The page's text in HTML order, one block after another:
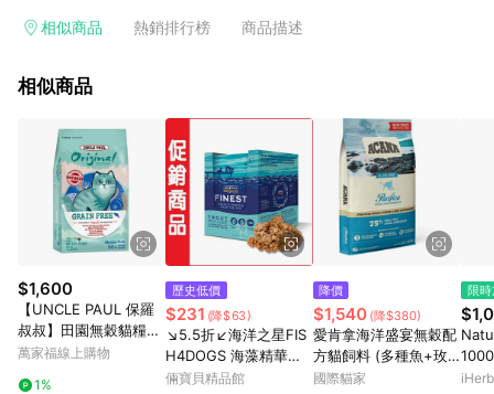
電玩/遊戲/相機/單眼/鏡頭/拍立得 [2024/6/1起適用] -內接硬
的購回饋活動享Yahoo超贈點回饋者 - 購物中心商店之商品：商
3. 訂單回饋金額將扣除運費/購物金/超贈點/福利金/紅利折抵/折
價券等虛擬貨幣折抵 4. 大宗採購或批發轉賣不具回饋資格： 如
有相關事證認定您為大宗採購、批發轉賣而非最終消費使用者，
相關認定以Yahoo購物中心之認定為準
相似商品 熱銷排行榜 商品描述
相似商品
$1,600
【UNCLE PAUL 保羅
叔叔】田園無穀貓糧系
列7.5kg-海洋魚口味
萬家福線上購物
1%
歷史低價
$231 (降$63)
↘5.5折↙海洋之星FIS
H4DOGS 海藻精華鱒
魚慕斯(犬用) 1盒
倆寶貝精品館
降價
$1,540 (降$380)
愛肯拿海洋盛宴無穀配
方貓飼料 (多種魚+玫
瑰果)
國際貓家
限
膠
iHerb